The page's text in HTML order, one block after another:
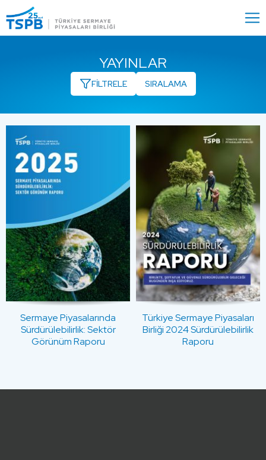
Close
YAYINLAR
FİLTRELE
Sermaye Piyasalarında
Sürdürülebilirlik: Sektör
Görünüm Raporu
Türkiye Sermaye Piyasaları
Birliği 2024 Sürdürülebilirlik
Raporu